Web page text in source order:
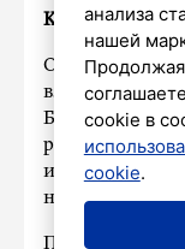
Контроль
Осмотрите
вздутой,
Банку следует
рассол
или запах,
намек на
анализа
нашей
cookie в
cookie.